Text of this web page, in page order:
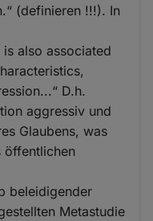
(definieren !!!). In
also associated
D.h.
aggressiv und
Glaubens, was
öffentlichen
beleidigender
Metastudie